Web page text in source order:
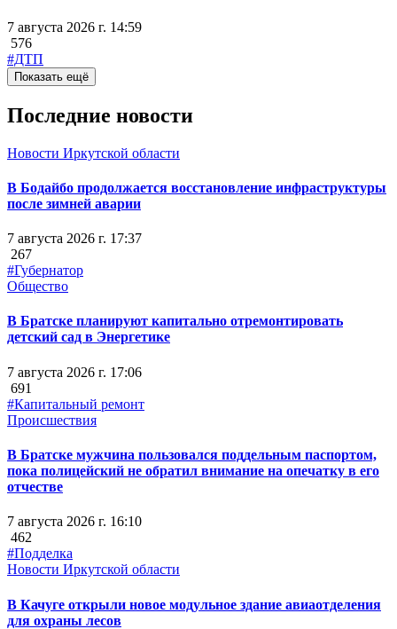
7 августа 2026 г. 14:59
576
#ДТП
Показать ещё
Последние новости
Новости Иркутской области
В Бодайбо продолжается восстановление инфраструктуры
после зимней аварии
7 августа 2026 г. 17:37
267
#Губернатор
Общество
В Братске планируют капитально отремонтировать
детский сад в Энергетике
7 августа 2026 г. 17:06
691
#Капитальный ремонт
Происшествия
В Братске мужчина пользовался поддельным паспортом,
пока полицейский не обратил внимание на опечатку в его
отчестве
7 августа 2026 г. 16:10
462
#Подделка
Новости Иркутской области
В Качуге открыли новое модульное здание авиаотделения
для охраны лесов